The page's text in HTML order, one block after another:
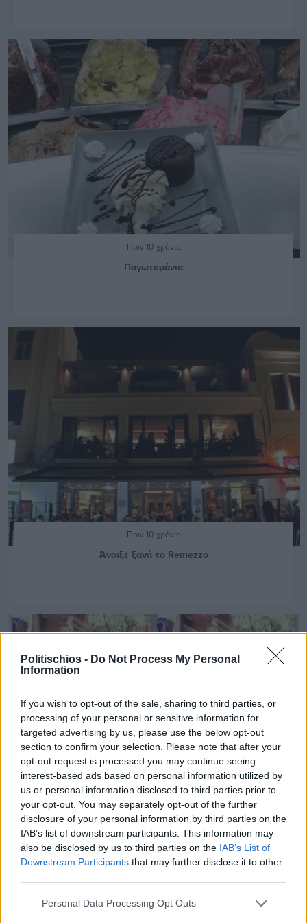
Politischios - Do Not Process My Personal
Information
If you wish to opt-out of the sale, sharing to third parties, or
processing of your personal or sensitive information for
targeted advertising by us, please use the below opt-out
section to confirm your selection. Please note that after your
opt-out request is processed you may continue seeing
interest-based ads based on personal information utilized by
us or personal information disclosed to third parties prior to
your opt-out. You may separately opt-out of the further
disclosure of your personal information by third parties on the
IAB’s list of downstream participants. This information may
also be disclosed by us to third parties on the IAB’s List of
Downstream Participants that may further disclose it to other
Personal Data Processing Opt Outs
Πριν 10 χρόνια
Παγωτομάνια
Πριν 10 χρόνια
Άνοιξε ξανά το Remezzo
Πριν 10 χρόνια
Jumpsuits: Μοντέρνες ολόσωμες φόρμες για την άνοιξη